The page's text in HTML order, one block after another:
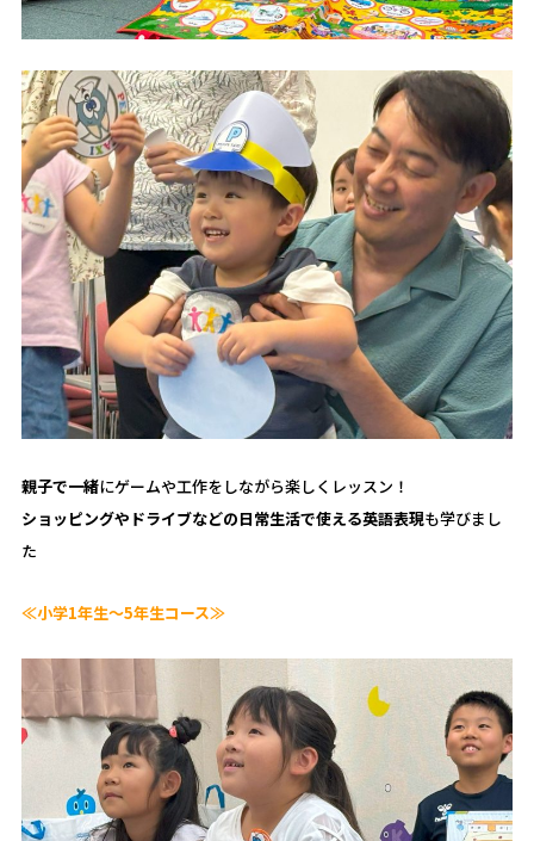
親子で一緒にゲームや工作をしながら楽しくレッスン！
ショッピングやドライブなどの日常生活で使える英語表現も学びまし
た
≪小学1年生～5年生コース≫